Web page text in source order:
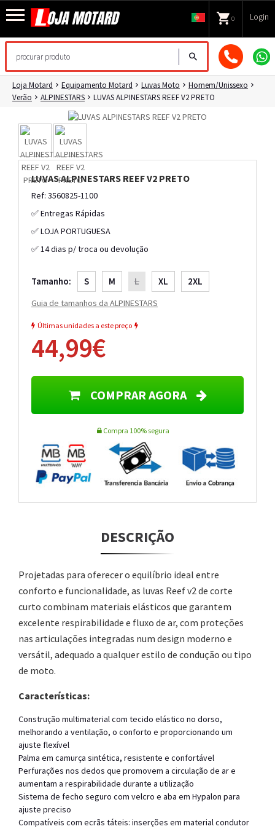
0 Login
Loja Motard Equipamento Motard Luvas Moto
Homem/Unissexo
Verão
ALPINESTARS LUVAS ALPINESTARS REEF V2 PRETO
LUVAS ALPINESTARS REEF V2 PRETO
Ref: 3560825-1100
✅ Entregas Rápidas
✅ LOJA PORTUGUESA
✅ 14 dias p/ troca ou devolução
Tamanho: S M L XL 2XL
Guia de tamanhos da ALPINESTARS
Últimas unidades a este preço
44,99€
COMPRAR AGORA
Compra 100% segura
DESCRIÇÃO
Projetadas para oferecer o equilíbrio ideal entre
conforto e funcionalidade, as luvas Reef v2 de corte
curto combinam materiais elásticos que garantem
excelente respirabilidade e fluxo de ar, com proteções
nas articulações integradas num design moderno e
versátil, adequado a qualquer estilo de condução ou tipo
de moto.
Características:
Construção multimaterial com tecido elástico no dorso,
melhorando a ventilação, o conforto e proporcionando um
ajuste flexível
Palma em camurça sintética, resistente e confortável
Perfurações nos dedos que promovem a circulação de ar e
aumentam a respirabilidade durante a utilização
Sistema de fecho seguro com velcro e aba em Hypalon para
ajuste preciso
Compatíveis com ecrãs táteis: inserções em material condutor